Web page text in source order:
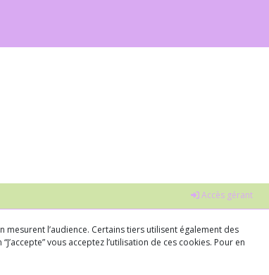
Accès gérant
l’audience. Certains tiers utilisent également des
vous acceptez l’utilisation de ces cookies. Pour en